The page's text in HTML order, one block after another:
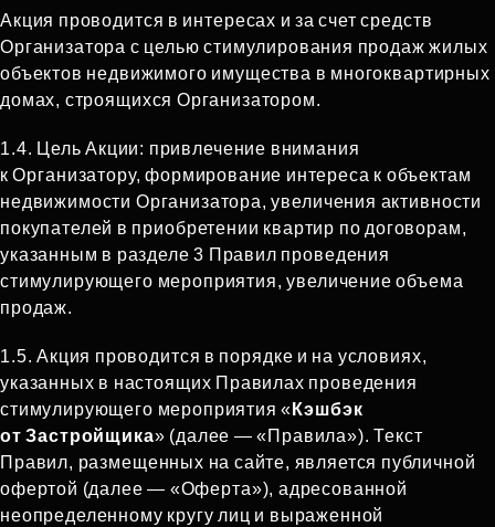
Акция проводится в интересах и за счет средств
Организатора с целью стимулирования продаж жилых
объектов недвижимого имущества в многоквартирных
домах, строящихся Организатором.
1.4. Цель Акции: привлечение внимания
к Организатору, формирование интереса к объектам
недвижимости Организатора, увеличения активности
покупателей в приобретении квартир по договорам,
указанным в разделе 3 Правил проведения
стимулирующего мероприятия, увеличение объема
продаж.
1.5. Акция проводится в порядке и на условиях,
указанных в настоящих Правилах проведения
стимулирующего мероприятия « Кэшбэк
от Застройщика» (далее — «Правила»). Текст
Правил, размещенных на сайте, является публичной
офертой (далее — «Оферта»), адресованной
неопределенному кругу лиц и выраженной